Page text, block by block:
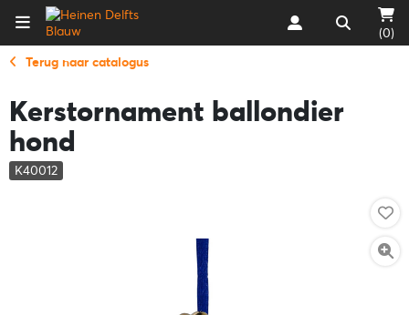
(0)
Terug naar catalogus
Kerstornament ballondier
hond
K40012